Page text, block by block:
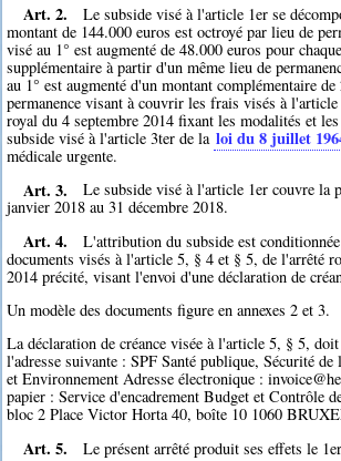
Art. 2.
Le subside visé à l'article 1er se
montant de 144.000 euros est octroyé par lieu de
visé au 1° est augmenté de 48.000 euros pour
supplémentaire à partir d'un même lieu de
au 1° est augmenté d'un montant complémentaire
permanence visant à couvrir les frais visés à
royal du 4 septembre 2014 fixant les modalités et
subside visé à l'article 3ter de la loi du 8 juillet
médicale urgente.
Art. 3.
Le subside visé à l'article 1er couvre la
janvier 2018 au 31 décembre 2018.
Art. 4.
L'attribution du subside est
documents visés à l'article 5, § 4 et § 5, de l'arrêté
2014 précité, visant l'envoi d'une déclaration de
Un modèle des documents figure en annexes 2 et 3.
La déclaration de créance visée à l'article 5, § 5, doit
l'adresse suivante : SPF Santé publique, Sécurité
et Environnement Adresse électronique :
papier : Service d'encadrement Budget et Contrôle
bloc 2 Place Victor Horta 40, boîte 10 1060
Art. 5.
Le présent arrêté produit ses effets le